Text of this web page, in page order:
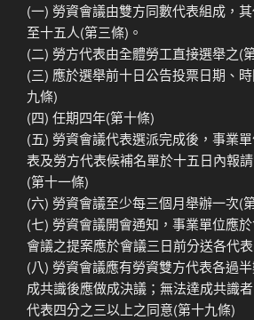
(一) 勞資會議由雙方同數代表組成，
至十五人(第三條)。
(二) 勞方代表由全體勞工直接選舉之(
(三) 應於選舉前十日公告投票日期、
九條)
(四) 任期四年(第十條)
(五) 勞資會議代表選派完成後，事業
表及勞方代表候補名單於十五日內報
(第十一條)
(六) 勞資會議至少每三個月舉辦一次(
(七) 勞資會議開會通知，事業單位應
會議之提案應於會議三日前分送各代
(八) 勞資會議應有勞資雙方代表各過
成共識後應做成決議；無法達成共識
代表四分之三以上之同意(第十九條)